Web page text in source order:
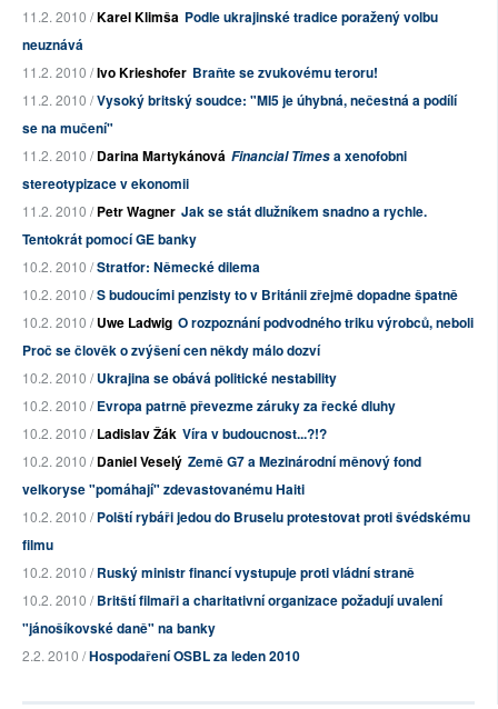
11.2. 2010 /Karel Klimša Podle ukrajinské tradice poražený volbu
neuznává
11.2. 2010 /Ivo Krieshofer Braňte se zvukovému teroru!
11.2. 2010 /Vysoký britský soudce: "MI5 je úhybná, nečestná a podílí
se na mučení"
11.2. 2010 /Darina Martykánová Financial Timesa xenofobni
stereotypizace v ekonomii
11.2. 2010 /Petr Wagner Jak se stát dlužníkem snadno a rychle.
Tentokrát pomocí GE banky
10.2. 2010 /Stratfor: Německé dilema
10.2. 2010 /S budoucími penzisty to v Británii zřejmě dopadne špatně
10.2. 2010 /Uwe Ladwig O rozpoznání podvodného triku výrobců, neboli
Proč se člověk o zvýšení cen někdy málo dozví
10.2. 2010 /Ukrajina se obává politické nestability
10.2. 2010 /Evropa patrně převezme záruky za řecké dluhy
10.2. 2010 /Ladislav Žák Víra v budoucnost...?!?
10.2. 2010 /Daniel Veselý Země G7 a Mezinárodní měnový fond
velkoryse "pomáhají" zdevastovanému Haiti
10.2. 2010 /Polští rybáři jedou do Bruselu protestovat proti švédskému
filmu
10.2. 2010 /Ruský ministr financí vystupuje proti vládní straně
10.2. 2010 /Britští filmaři a charitativní organizace požadují uvalení
"jánošíkovské daně" na banky
2.2. 2010 /Hospodaření OSBL za leden 2010